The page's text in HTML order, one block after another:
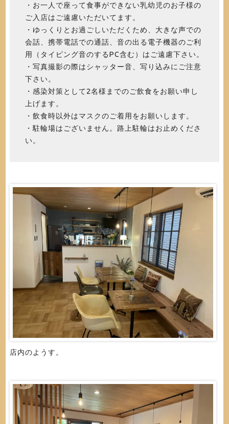
・お一人で座って食事ができない乳幼児のお子様の
ご入店はご遠慮いただいてます。
・ゆっくりとお過ごしいただくため、大きな声での
会話、携帯電話での通話、音の出る電子機器のご利
用（タイピング音のするPC含む）はご遠慮下さい。
・写真撮影の際はシャッター音、写り込みにご注意
下さい。
・感染対策として2名様までのご飲食をお願い申し
上げます。
・飲食時以外はマスクのご着用をお願いします。
・駐輪場はございません。路上駐輪はお止めくださ
い。
店内のようす。